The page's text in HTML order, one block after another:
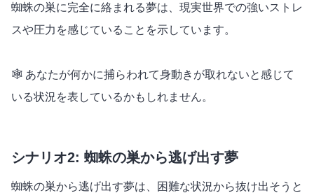
蜘蛛の巣に完全に絡まれる夢は、現実世界での強いストレ
スや圧力を感じていることを示しています。
🕸️ あなたが何かに捕らわれて身動きが取れないと感じて
いる状況を表しているかもしれません。
シナリオ2: 蜘蛛の巣から逃げ出す夢
蜘蛛の巣から逃げ出す夢は、困難な状況から抜け出そうと